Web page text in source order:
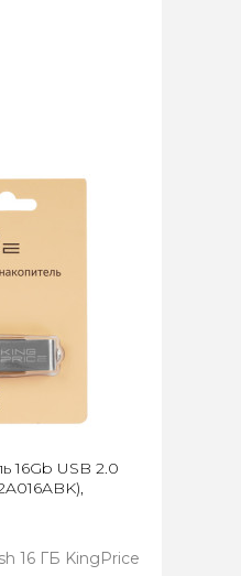
16Gb USB 2.0
16 ГБ KingPrice